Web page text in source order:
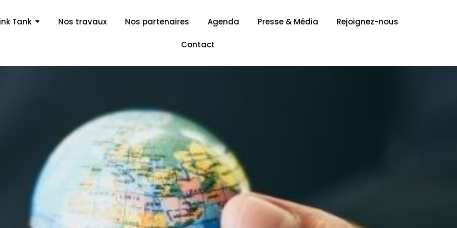
Tank Nos travaux Nos partenaires Agenda Presse & Média Rejoignez-nous
Contact